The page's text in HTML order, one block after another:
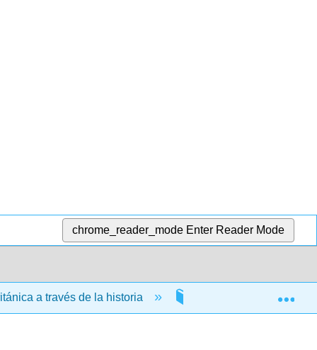
chrome_reader_mode Enter Reader Mode
a través de la historia 7: La Era Victoriana